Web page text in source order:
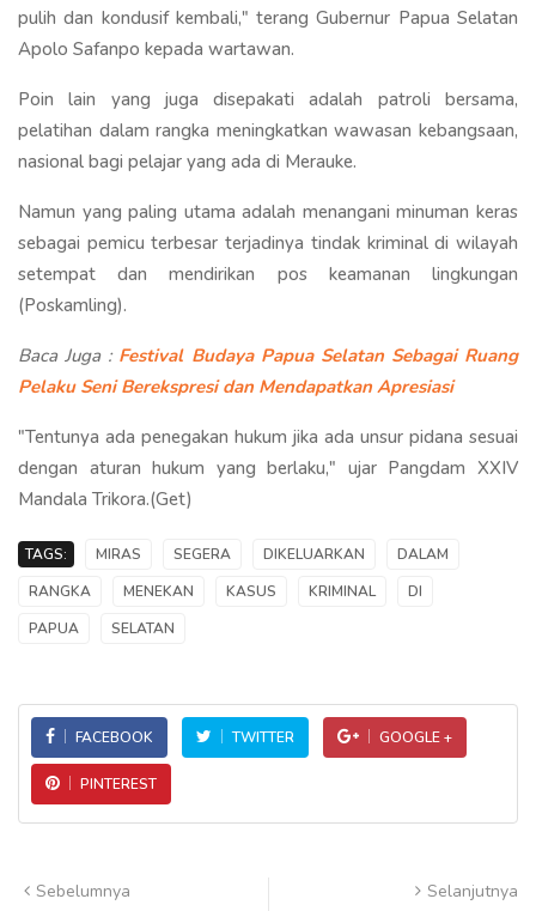
pulih dan kondusif kembali," terang Gubernur Papua Selatan
Apolo Safanpo kepada wartawan.
Poin lain yang juga disepakati adalah patroli bersama,
pelatihan dalam rangka meningkatkan wawasan kebangsaan,
nasional bagi pelajar yang ada di Merauke.
Namun yang paling utama adalah menangani minuman keras
sebagai pemicu terbesar terjadinya tindak kriminal di wilayah
setempat dan mendirikan pos keamanan lingkungan
(Poskamling).
Baca Juga : Festival Budaya Papua Selatan Sebagai Ruang
Pelaku Seni Berekspresi dan Mendapatkan Apresiasi
"Tentunya ada penegakan hukum jika ada unsur pidana sesuai
dengan aturan hukum yang berlaku," ujar Pangdam XXIV
Mandala Trikora.(Get)
TAGS: MIRAS SEGERA DIKELUARKAN
DALAM
RANGKA
MENEKAN KASUS KRIMINAL
DI
PAPUA
SELATAN
FACEBOOK TWITTER GOOGLE +
PINTEREST
Sebelumnya Selanjutnya